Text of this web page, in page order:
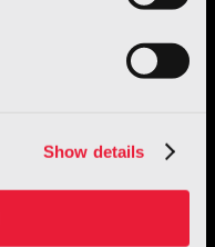
Show details